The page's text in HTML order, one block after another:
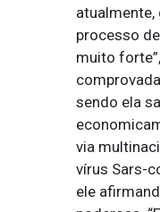
processo
muito
sendo ela
via
vírus Sars-
ele